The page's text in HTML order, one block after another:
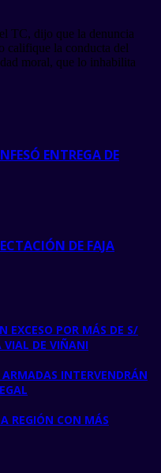
TC, dijo que la denuncia
califique la conducta del
moral, que lo inhabilita
ENTREGA DE
DE FAJA
EXCESO POR MÁS DE S/
VIAL DE VIÑANI
INTERVENDRÁN
REGIÓN CON MÁS